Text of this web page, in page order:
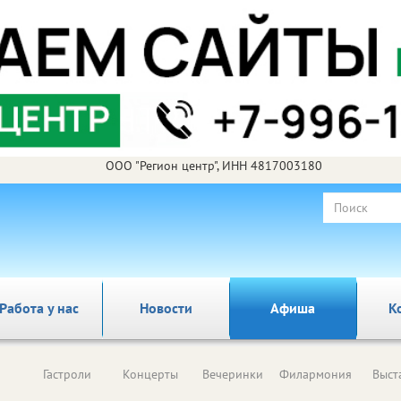
ООО "Регион центр", ИНН 4817003180
у нас Новости Афиша
Гастроли Концерты Вечеринки Филармония